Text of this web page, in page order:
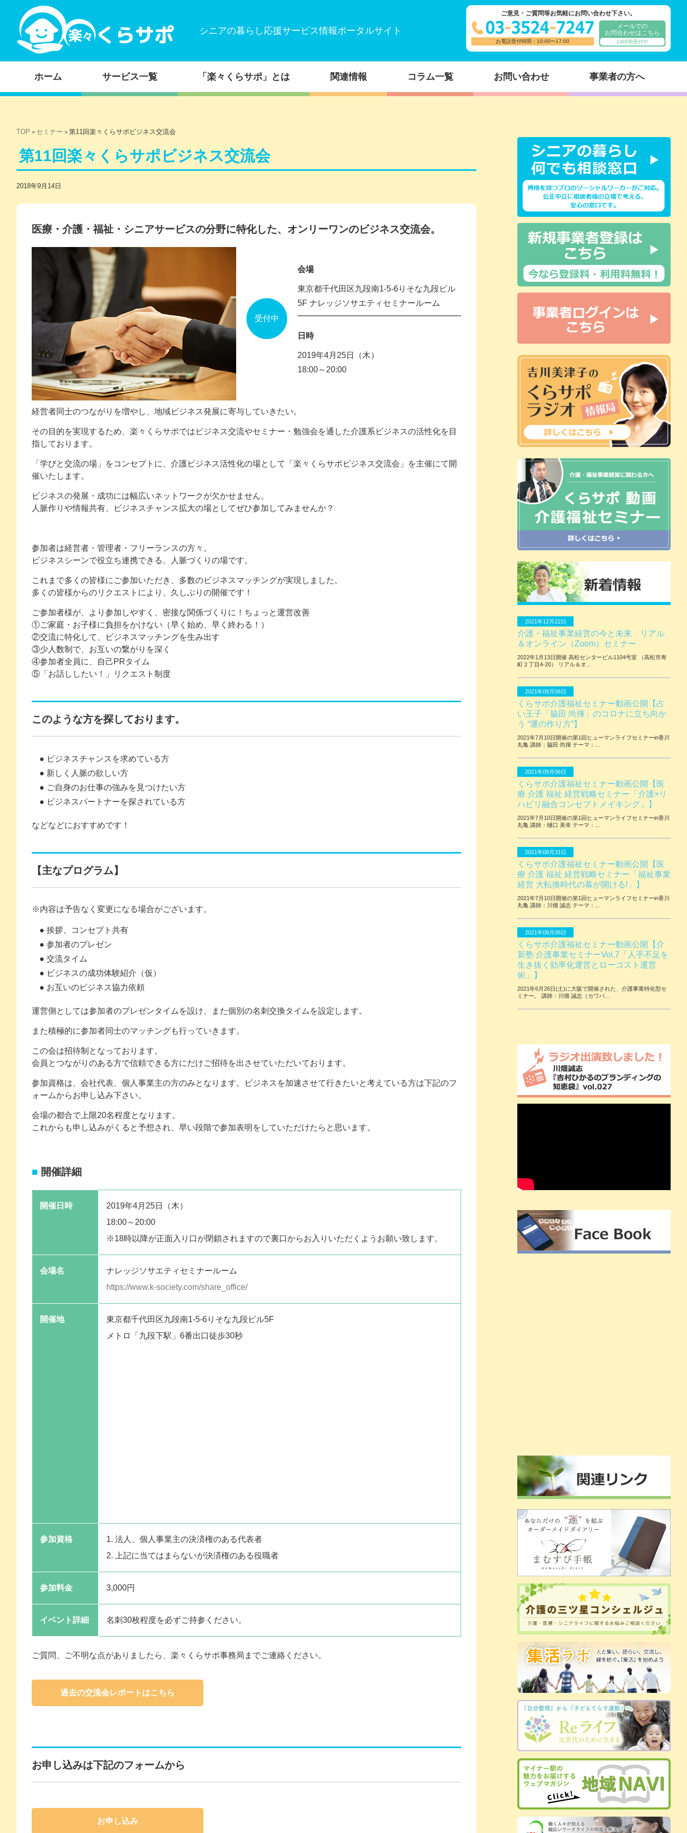
シニアの暮らし応援サービス情報ポータルサイト
ご意見・ご質問等お気軽にお問い合わせ下さい。
お電話受付時間：10:00〜17:00
メールでの
お問合わせはこちら
24時間受付中
コンテンツに移動
ホーム サービス一覧 「楽々くらサポ」とは 関連情報 コラム一覧 お問い合わせ 事業者の方へ
TOP > セミナー > 第11回楽々くらサポビジネス交流会
第11回楽々くらサポビジネス交流会
2018年9月14日
医療・介護・福祉・シニアサービスの分野に特化した、オンリーワンのビジネス交流会。
受付中
会場
東京都千代田区九段南1‐5‐6りそな九段ビル
5F ナレッジソサエティセミナールーム
日時
2019年4月25日（木）
18:00～20:00
経営者同士のつながりを増やし、地域ビジネス発展に寄与していきたい。
その目的を実現するため、楽々くらサポではビジネス交流やセミナー・勉強会を通した介護系ビジネスの活性化を目
指しております。
「学びと交流の場」をコンセプトに、介護ビジネス活性化の場として「楽々くらサポビジネス交流会」を主催にて開
催いたします。
ビジネスの発展・成功には幅広いネットワークが欠かせません。
人脈作りや情報共有、ビジネスチャンス拡大の場としてぜひ参加してみませんか？
参加者は経営者・管理者・フリーランスの方々。
ビジネスシーンで役立ち連携できる、人脈づくりの場です。
これまで多くの皆様にご参加いただき、多数のビジネスマッチングが実現しました。
多くの皆様からのリクエストにより、久しぶりの開催です！
ご参加者様が、より参加しやすく、密接な関係づくりに！ちょっと運営改善
①ご家庭・お子様に負担をかけない（早く始め、早く終わる！）
②交流に特化して、ビジネスマッチングを生み出す
③少人数制で、お互いの繋がりを深く
④参加者全員に、自己PRタイム
⑤「お話ししたい！」リクエスト制度
このような方を探しております。
● ビジネスチャンスを求めている方
● 新しく人脈の欲しい方
● ご自身のお仕事の強みを見つけたい方
● ビジネスパートナーを探されている方
などなどにおすすめです！
【主なプログラム】
※内容は予告なく変更になる場合がございます。
● 挨拶、コンセプト共有
● 参加者のプレゼン
● 交流タイム
● ビジネスの成功体験紹介（仮）
● お互いのビジネス協力依頼
運営側としては参加者のプレゼンタイムを設け、また個別の名刺交換タイムを設定します。
また積極的に参加者同士のマッチングも行っていきます。
この会は招待制となっております。
会員とつながりのある方で信頼できる方にだけご招待を出させていただいております。
参加資格は、会社代表、個人事業主の方のみとなります。ビジネスを加速させて行きたいと考えている方は下記のフ
ォームからお申し込み下さい。
会場の都合で上限20名程度となります。
これからも申し込みがくると予想され、早い段階で参加表明をしていただけたらと思います。
開催詳細
開催日時
2019年4月25日（木）
18:00～20:00
※18時以降が正面入り口が閉鎖されますので裏口からお入りいただくようお願い致します。
会場名
ナレッジソサエティセミナールーム
https://www.k-society.com/share_office/
開催地
東京都千代田区九段南1‐5‐6りそな九段ビル5F
メトロ「九段下駅」6番出口徒歩30秒
参加資格
1. 法人、個人事業主の決済権のある代表者
2. 上記に当てはまらないが決済権のある役職者
参加料金 3,000円
イベント詳細 名刺30枚程度を必ずご持参ください。
ご質問、ご不明な点がありましたら、楽々くらサポ事務局までご連絡ください。
過去の交流会レポートはこちら
お申し込みは下記のフォームから
お申し込み
2021年12月22日
介護・福祉事業経営の今と未来 リアル
＆オンライン（Zoom）セミナー
2022年1月13日開催 ⾼松センタービル1104号室 （⾼松市寿
町２丁⽬4-20） リアル＆オ...
2021年09月06日
くらサポ介護福祉セミナー動画公開【占
い王子「脇田 尚揮」のコロナに立ち向か
う “運の作り方”】
2021年7月10日開催の第1回ヒューマンライフセミナーin香川
丸亀 講師：脇田 尚揮 テーマ：...
2021年09月06日
くらサポ介護福祉セミナー動画公開【医
療 介護 福祉 経営戦略セミナー「介護×リ
ハビリ融合コンセプトメイキング」】
2021年7月10日開催の第1回ヒューマンライフセミナーin香川
丸亀 講師：樋口 美幸 テーマ：...
2021年08月31日
くらサポ介護福祉セミナー動画公開【医
療 介護 福祉 経営戦略セミナー「福祉事業
経営 大転換時代の幕が開ける!」】
2021年7月10日開催の第1回ヒューマンライフセミナーin香川
丸亀 講師：川畑 誠志 テーマ：...
2021年08月06日
くらサポ介護福祉セミナー動画公開【介
新塾 介護事業セミナーVol.7「人手不足を
生き抜く効率化運営とローコスト運営
術」】
2021年6月26日(土)に大阪で開催された、介護事業特化型セ
ミナー。 講師：川畑 誠志（カワバ...